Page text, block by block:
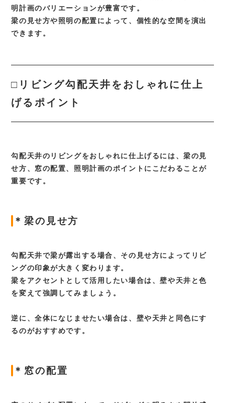
明計画のバリエーションが豊富です。
梁の見せ方や照明の配置によって、個性的な空間を演出
できます。
□リビング勾配天井をおしゃれに仕上
げるポイント
勾配天井のリビングをおしゃれに仕上げるには、梁の見
せ方、窓の配置、照明計画のポイントにこだわることが
重要です。
＊梁の見せ方
勾配天井で梁が露出する場合、その見せ方によってリビ
ングの印象が大きく変わります。
梁をアクセントとして活用したい場合は、壁や天井と色
を変えて強調してみましょう。
逆に、全体になじませたい場合は、壁や天井と同色にす
るのがおすすめです。
＊窓の配置